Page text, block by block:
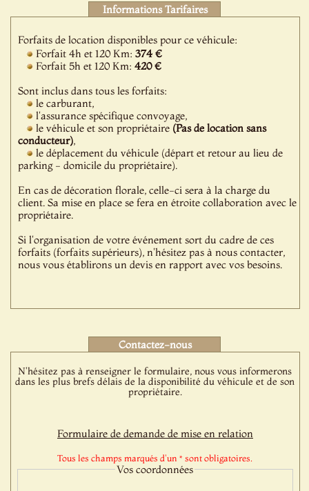
Informations Tarifaires
Forfaits de location disponibles pour ce véhicule:
Forfait 4h et 120 Km:374 €
Forfait 5h et 120 Km:420 €
Sont inclus dans tous les forfaits:
le carburant,
l'assurance spécifique convoyage,
le véhicule et son propriétaire (Pas de location sans
conducteur),
le déplacement du véhicule (départ et retour au lieu de
parking - domicile du propriétaire).
En cas de décoration florale, celle-ci sera à la charge du
client. Sa mise en place se fera en étroite collaboration avec le
propriétaire.
Si l'organisation de votre événement sort du cadre de ces
forfaits (forfaits supérieurs), n'hésitez pas à nous contacter,
nous vous établirons un devis en rapport avec vos besoins.
Contactez-nous
N'hésitez pas à renseigner le formulaire, nous vous informerons
dans les plus brefs délais de la disponibilité du véhicule et de son
propriétaire.
Formulaire de demande de mise en relation
Tous les champs marqués d'un * sont obligatoires.
Vos coordonnées